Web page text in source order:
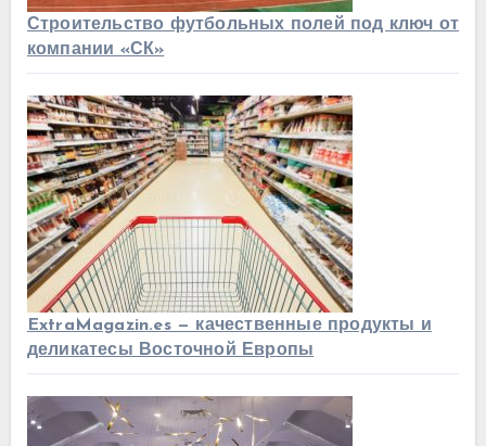
Строительство футбольных полей под ключ от
компании «СК»
ExtraMagazin.es — качественные продукты и
деликатесы Восточной Европы